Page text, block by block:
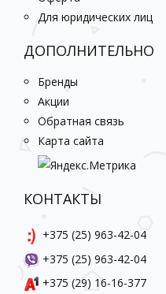
Для юридических лиц
ДОПОЛНИТЕЛЬНО
Бренды
Акции
Обратная связь
Карта сайта
КОНТАКТЫ
+375 (25) 963-42-04
+375 (25) 963-42-04
+375 (29) 16-16-377